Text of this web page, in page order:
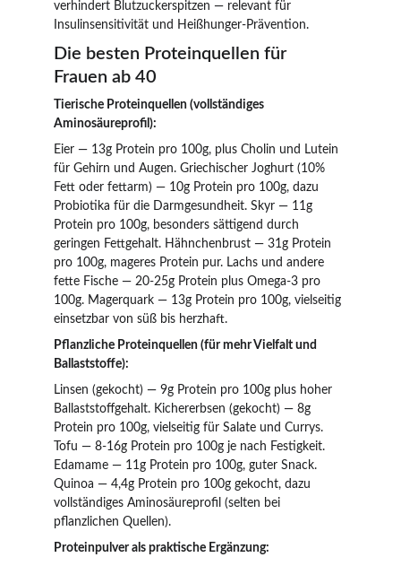
verhindert Blutzuckerspitzen — relevant für
Insulinsensitivität und Heißhunger-Prävention.
Die besten Proteinquellen für
Frauen ab 40
Tierische Proteinquellen (vollständiges
Aminosäureprofil):
Eier — 13g Protein pro 100g, plus Cholin und Lutein
für Gehirn und Augen. Griechischer Joghurt (10%
Fett oder fettarm) — 10g Protein pro 100g, dazu
Probiotika für die Darmgesundheit. Skyr — 11g
Protein pro 100g, besonders sättigend durch
geringen Fettgehalt. Hähnchenbrust — 31g Protein
pro 100g, mageres Protein pur. Lachs und andere
fette Fische — 20-25g Protein plus Omega-3 pro
100g. Magerquark — 13g Protein pro 100g, vielseitig
einsetzbar von süß bis herzhaft.
Pflanzliche Proteinquellen (für mehr Vielfalt und
Ballaststoffe):
Linsen (gekocht) — 9g Protein pro 100g plus hoher
Ballaststoffgehalt. Kichererbsen (gekocht) — 8g
Protein pro 100g, vielseitig für Salate und Currys.
Tofu — 8-16g Protein pro 100g je nach Festigkeit.
Edamame — 11g Protein pro 100g, guter Snack.
Quinoa — 4,4g Protein pro 100g gekocht, dazu
vollständiges Aminosäureprofil (selten bei
pflanzlichen Quellen).
Proteinpulver als praktische Ergänzung: